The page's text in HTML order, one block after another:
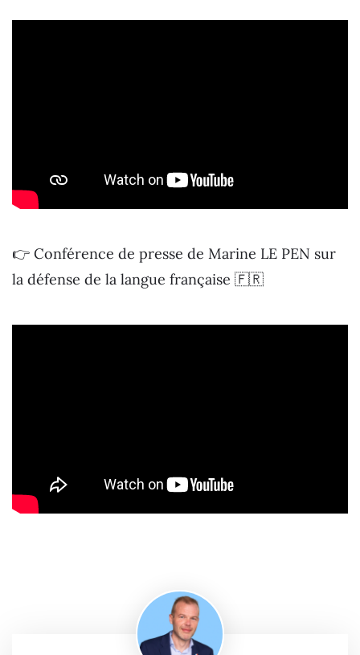
👉 Conférence de presse de Marine LE PEN sur
la défense de la langue française 🇫🇷